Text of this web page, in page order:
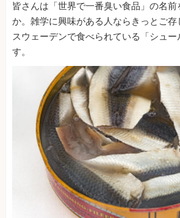
皆さんは「世界で一番臭い食品」の名前
か。雑学に興味がある人ならきっとご存
スウェーデンで食べられている「シュ
す。